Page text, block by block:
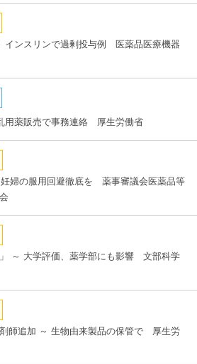
インスリンで過剰投与例 医薬品医療機器
用薬販売で事務連絡 厚生労働省
婦の服用回避徹底を 薬事審議会医薬品等
～ 大学評価、薬学部にも影響 文部科学
剤師追加 ～ 生物由来製品の保管で 厚生労